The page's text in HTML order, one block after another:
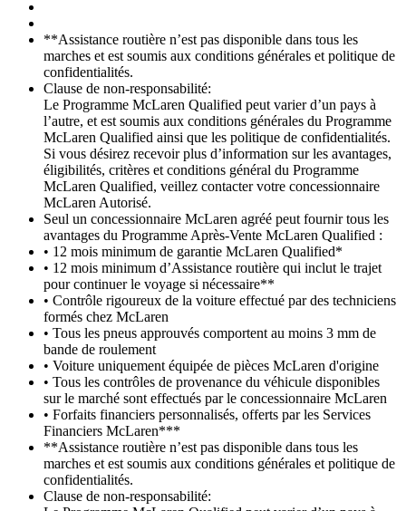
**Assistance routière n’est pas disponible dans tous les
marches et est soumis aux conditions générales et politique de
confidentialités.
Clause de non-responsabilité:
Le Programme McLaren Qualified peut varier d’un pays à
l’autre, et est soumis aux conditions générales du Programme
McLaren Qualified ainsi que les politique de confidentialités.
Si vous désirez recevoir plus d’information sur les avantages,
éligibilités, critères et conditions général du Programme
McLaren Qualified, veillez contacter votre concessionnaire
McLaren Autorisé.
Seul un concessionnaire McLaren agréé peut fournir tous les
avantages du Programme Après-Vente McLaren Qualified :
• 12 mois minimum de garantie McLaren Qualified*
• 12 mois minimum d’Assistance routière qui inclut le trajet
pour continuer le voyage si nécessaire**
• Contrôle rigoureux de la voiture effectué par des techniciens
formés chez McLaren
• Tous les pneus approuvés comportent au moins 3 mm de
bande de roulement
• Voiture uniquement équipée de pièces McLaren d'origine
• Tous les contrôles de provenance du véhicule disponibles
sur le marché sont effectués par le concessionnaire McLaren
• Forfaits financiers personnalisés, offerts par les Services
Financiers McLaren***
**Assistance routière n’est pas disponible dans tous les
marches et est soumis aux conditions générales et politique de
confidentialités.
Clause de non-responsabilité: